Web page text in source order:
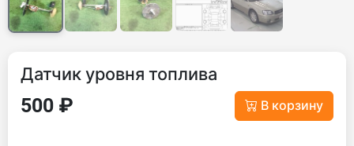
Датчик уровня топлива
500 ₽ В корзину